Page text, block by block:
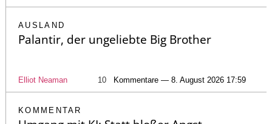
AUSLAND
Palantir, der ungeliebte Big Brother
Elliot Neaman 10 Kommentare — 8. August 2026 17:59
KOMMENTAR